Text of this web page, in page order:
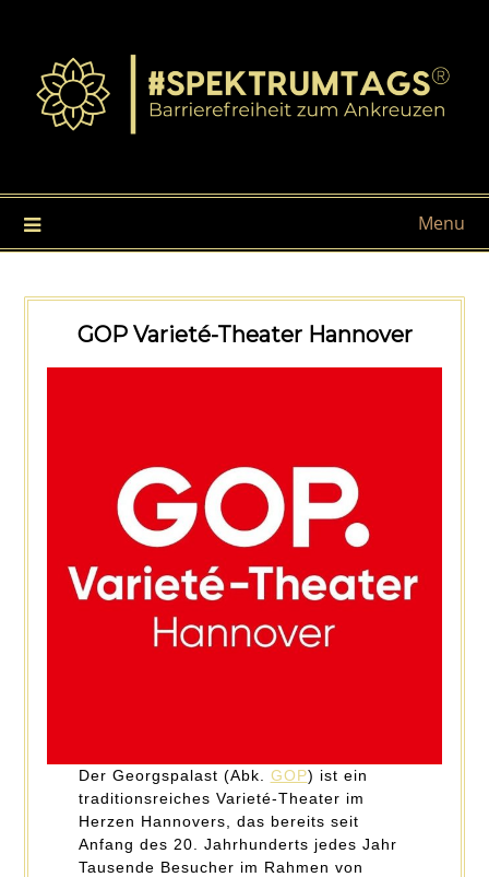
Menu
GOP Varieté-Theater Hannover
Der Georgspalast (Abk. GOP) ist ein
traditionsreiches Varieté-Theater im
Herzen Hannovers, das bereits seit
Anfang des 20. Jahrhunderts jedes Jahr
Tausende Besucher im Rahmen von